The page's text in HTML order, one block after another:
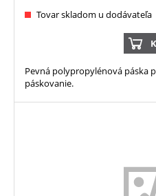
Tovar skladom u dodávateľa
Pevná polypropylénová páska
páskovanie.